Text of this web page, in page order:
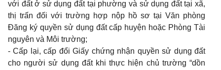
với đất ở sử dụng đất tại phường và sử dụng đất tại xã,
thị trấn đối với trường hợp nộp hồ sơ tại Văn phòng
Đăng ký quyền sử dụng đất cấp huyện hoặc Phòng Tài
nguyên và Môi trường;
- Cấp lại, cấp đổi Giấy chứng nhận quyền sử dụng đất
cho người sử dụng đất khi thực hiện chủ trường “dồn